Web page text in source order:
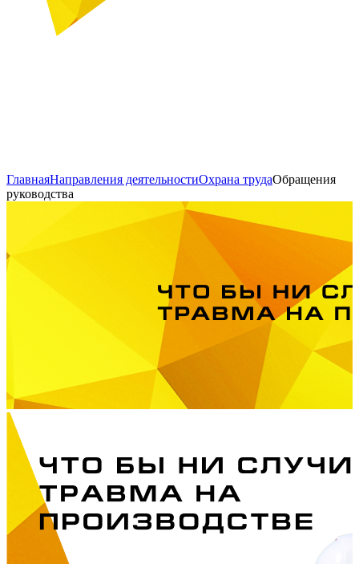
ГлавнаяНаправления деятельностиОхрана трудаОбращения
руководства